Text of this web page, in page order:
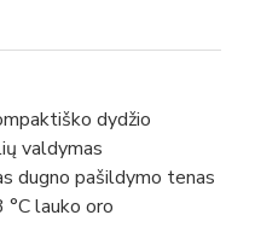
dydžio
valdymas
dugno pašildymo tenas
°C lauko oro